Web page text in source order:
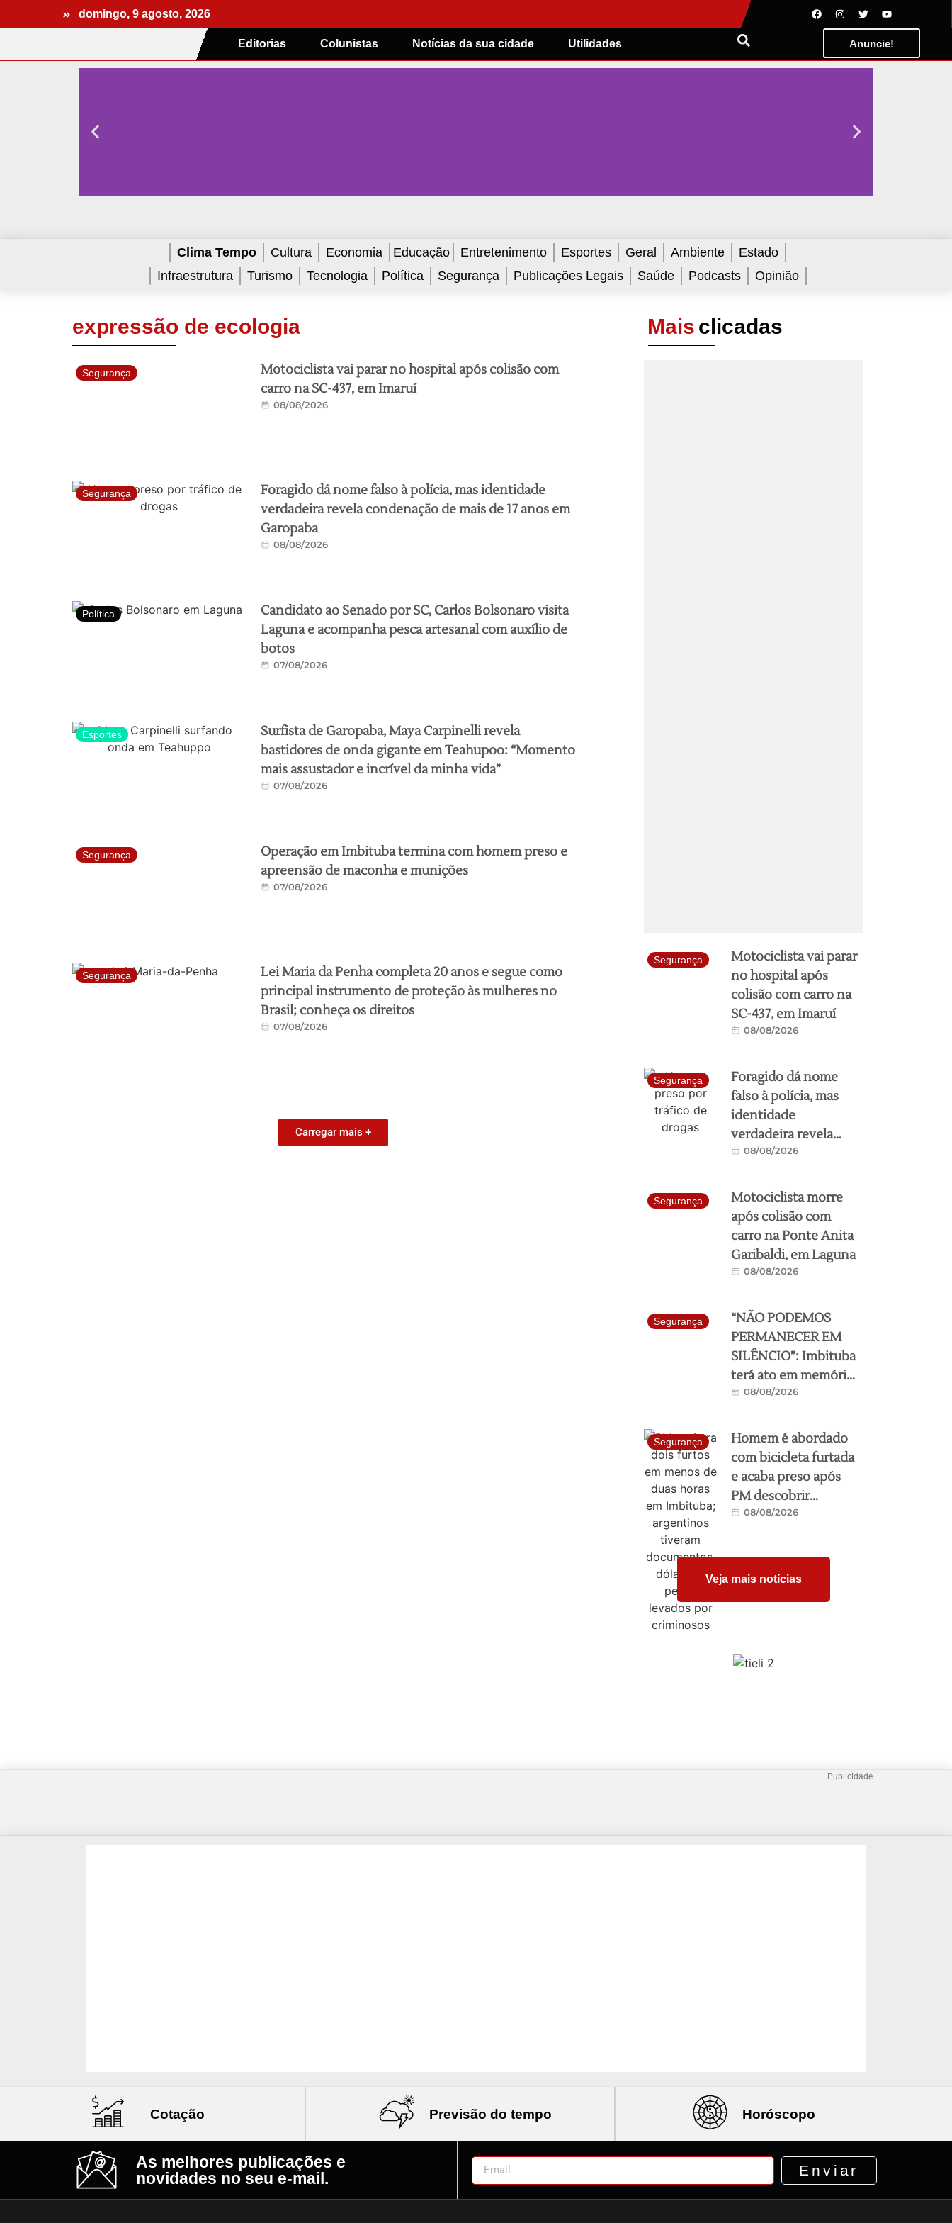
domingo, 9 agosto, 2026
Editorias Colunistas Notícias da sua cidade Utilidades Anuncie!
Clima Tempo Cultura Economia Educação Entretenimento Esportes Geral Ambiente
Estado
Infraestrutura
Turismo Tecnologia Política Segurança Publicações Legais Saúde Podcasts Opinião
expressão de ecologia
Segurança
Motociclista vai parar no hospital após colisão com
carro na SC-437, em Imaruí
08/08/2026
Segurança
Foragido dá nome falso à polícia, mas identidade
verdadeira revela condenação de mais de 17 anos em
Garopaba
08/08/2026
Política
Candidato ao Senado por SC, Carlos Bolsonaro visita
Laguna e acompanha pesca artesanal com auxílio de
botos
07/08/2026
Esportes
Surfista de Garopaba, Maya Carpinelli revela
bastidores de onda gigante em Teahupoo: “Momento
mais assustador e incrível da minha vida”
07/08/2026
Segurança
Operação em Imbituba termina com homem preso e
apreensão de maconha e munições
07/08/2026
Segurança
Lei Maria da Penha completa 20 anos e segue como
principal instrumento de proteção às mulheres no
Brasil; conheça os direitos
07/08/2026
Carregar mais +
Mais clicadas
Segurança
Motociclista vai parar
no hospital após
colisão com carro na
SC-437, em Imaruí
08/08/2026
Segurança
Foragido dá nome
falso à polícia, mas
identidade
verdadeira revela
condenação de mais
Garopaba
08/08/2026
Segurança
Motociclista morre
após colisão com
carro na Ponte Anita
Garibaldi, em Laguna
08/08/2026
Segurança
“NÃO PODEMOS
PERMANECER EM
SILÊNCIO”: Imbituba
terá ato em memória
de Viviany neste
10h no Calçadão da
cidade
08/08/2026
Segurança
Homem é abordado
com bicicleta furtada
e acaba preso após
PM descobrir
mandado em
08/08/2026
Veja mais notícias
Publicidade
Cotação Previsão do tempo Horóscopo
As melhores publicações e
novidades no seu e-mail.
Enviar